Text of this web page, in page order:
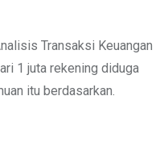
Transaksi Keuangan
1 juta rekening diduga
itu berdasarkan.